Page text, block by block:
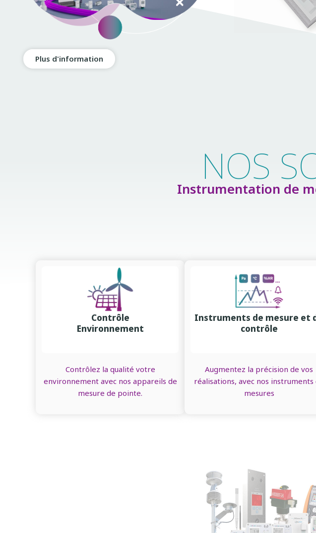
Plus d'information
NOS
Instrumentation de
Contrôle
Environnement
Contrôlez la qualité votre
environnement avec nos appareils de
mesure de pointe.
Instruments de mesure et
contrôle
Augmentez la précision de vos
réalisations, avec nos instruments
mesures